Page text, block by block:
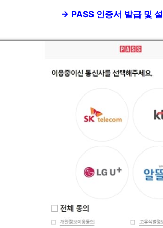
-> PASS 인증서 발급 및